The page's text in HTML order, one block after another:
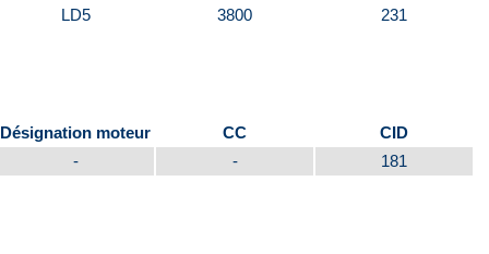
LD5 3800 231
Désignation moteur CC CID
- - 181